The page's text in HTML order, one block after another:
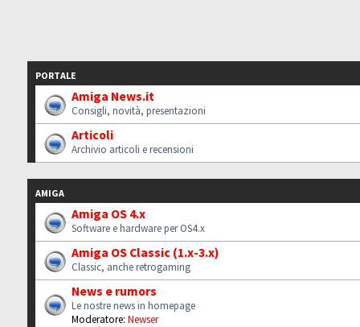
PORTALE
Amiga News.it
Consigli, novità, presentazioni
Articoli
Archivio articoli e recensioni
AMIGA
Amiga OS 4.x
Software e hardware per OS4.x
Amiga OS Classic (1.x-3.x)
Classic, anche retrogaming
News e rumors
Le nostre news in homepage
Moderatore: Newser